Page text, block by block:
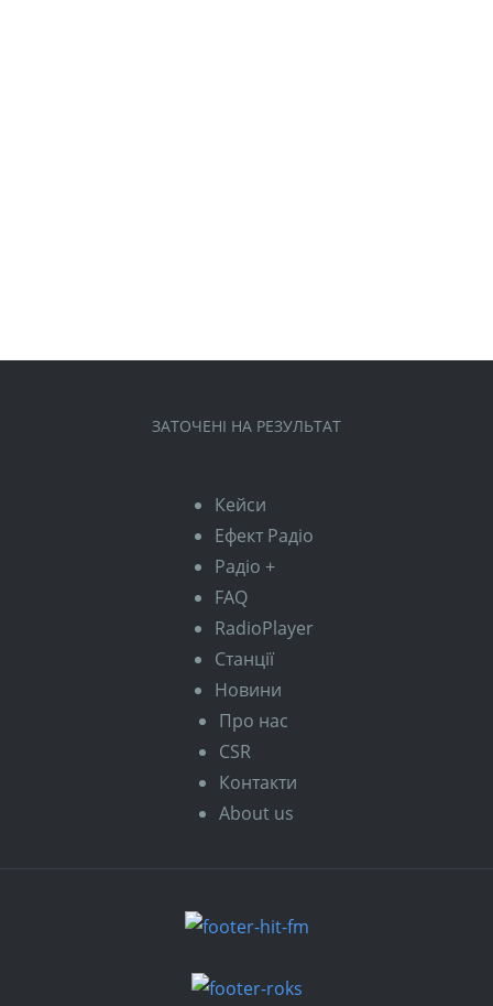
ЗАТОЧЕНІ НА РЕЗУЛЬТАТ
Кейси
Ефект Радіо
Радіо +
FAQ
RadioPlayer
Станції
Новини
Про нас
CSR
Контакти
About us